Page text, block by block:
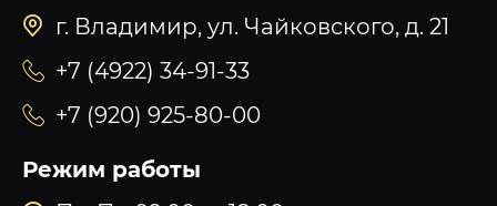
г. Владимир, ул. Чайковского, д. 21
+7 (4922) 34-91-33
+7 (920) 925-80-00
Режим работы